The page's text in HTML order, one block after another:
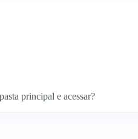
principal e acessar?